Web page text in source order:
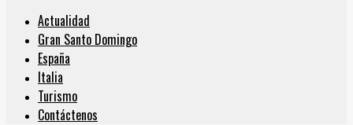
Actualidad
Gran Santo Domingo
España
Italia
Turismo
Contáctenos